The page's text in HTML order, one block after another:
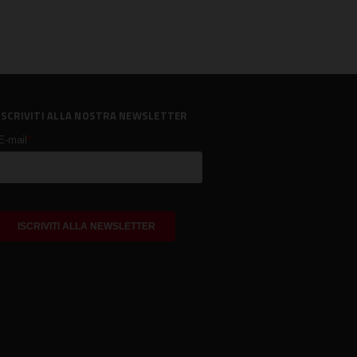
ALLA NOSTRA NEWSLETTER